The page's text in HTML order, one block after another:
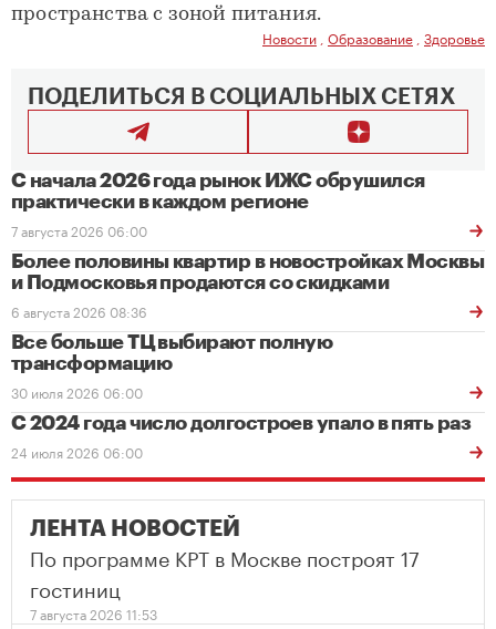
пространства с зоной питания.
Новости Образование Здоровье
ПОДЕЛИТЬСЯ В СОЦИАЛЬНЫХ СЕТЯХ
С начала 2026 года рынок ИЖС обрушился
практически в каждом регионе
7 августа 2026 06:00
Более половины квартир в новостройках Москвы
и Подмосковья продаются со скидками
6 августа 2026 08:36
Все больше ТЦ выбирают полную
трансформацию
30 июля 2026 06:00
С 2024 года число долгостроев упало в пять раз
24 июля 2026 06:00
ЛЕНТА НОВОСТЕЙ
По программе КРТ в Москве построят 17
гостиниц
7 августа 2026 11:53